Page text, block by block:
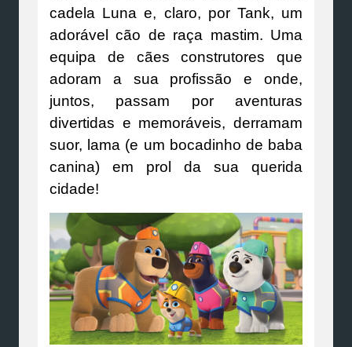
cadela Luna e, claro, por Tank, um
adorável cão de raça mastim. Uma
equipa de cães construtores que
adoram a sua profissão e onde,
juntos, passam por aventuras
divertidas e memoráveis, derramam
suor, lama (e um bocadinho de baba
canina) em prol da sua querida
cidade!